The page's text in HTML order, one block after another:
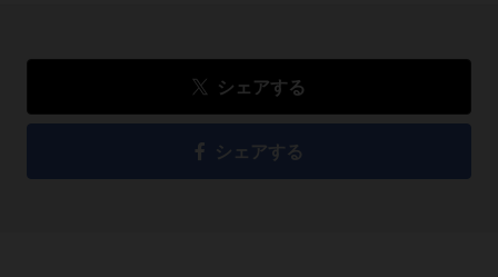
シェアする
シェアする